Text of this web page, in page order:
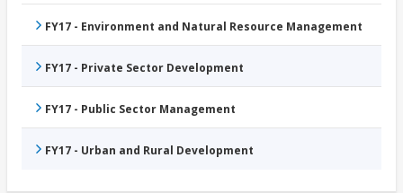
FY17 - Environment and Natural Resource Management
FY17 - Private Sector Development
FY17 - Public Sector Management
FY17 - Urban and Rural Development